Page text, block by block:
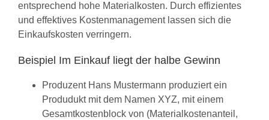
entsprechend hohe Materialkosten. Durch effizientes
und effektives Kostenmanagement lassen sich die
Einkaufskosten verringern.
Beispiel Im Einkauf liegt der halbe Gewinn
Produzent Hans Mustermann produziert ein
Produdukt mit dem Namen XYZ, mit einem
Gesamtkostenblock von (Materialkostenanteil,